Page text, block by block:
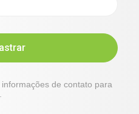
de contato para